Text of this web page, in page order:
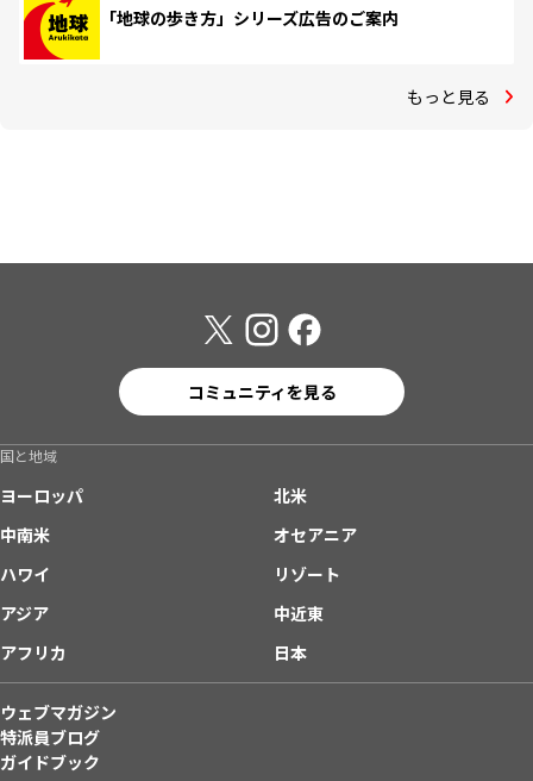
「地球の歩き方」シリーズ広告のご案内
もっと見る
コミュニティを見る
国と地域
ヨーロッパ
北米
中南米
オセアニア
ハワイ
リゾート
アジア
中近東
アフリカ
日本
ウェブマガジン
特派員ブログ
ガイドブック